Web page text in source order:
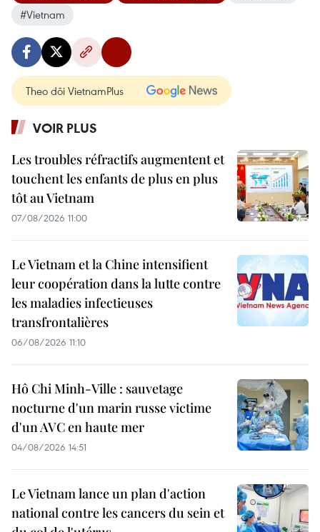
#Vietnam
Theo dõi VietnamPlus
VOIR PLUS
Les troubles réfractifs augmentent et
touchent les enfants de plus en plus
tôt au Vietnam
07/08/2026 11:00
Le Vietnam et la Chine intensifient
leur coopération dans la lutte contre
les maladies infectieuses
transfrontalières
06/08/2026 11:10
Hô Chi Minh-Ville : sauvetage
nocturne d'un marin russe victime
d'un AVC en haute mer
04/08/2026 14:51
Le Vietnam lance un plan d'action
national contre les cancers du sein et